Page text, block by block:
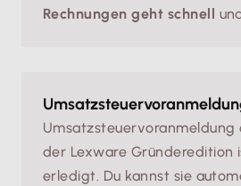
Rechnungen geht schnell
Umsatzsteuervoranmeldung
der Lexware Gründeredition
erledigt. Du kannst sie